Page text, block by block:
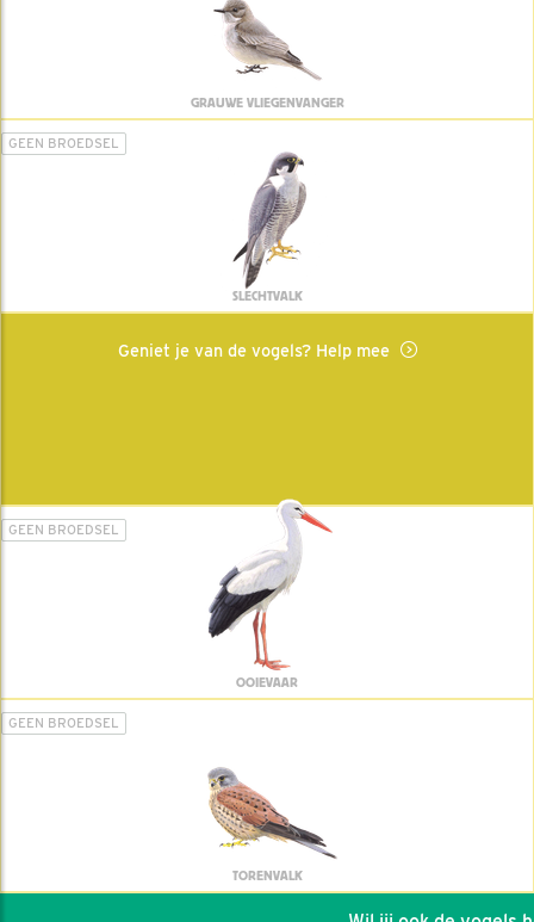
GRAUWE VLIEGENVANGER
GEEN BROEDSEL
SLECHTVALK
Geniet je van de vogels? Help mee
GEEN BROEDSEL
OOIEVAAR
GEEN BROEDSEL
TORENVALK